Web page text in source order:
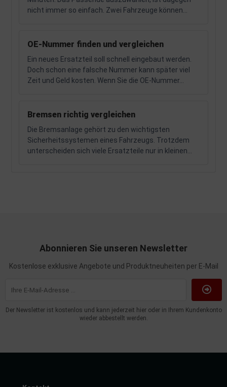
nicht immer so einfach. Zwei Fahrzeuge können...
OE-Nummer finden und vergleichen
Ein neues Ersatzteil soll schnell eingebaut werden.
Doch schon eine falsche Nummer kann später viel
Zeit und Geld kosten. Wenn Sie die OE-Nummer...
Bremsen richtig vergleichen
Die Bremsanlage gehört zu den wichtigsten
Sicherheitssystemen eines Fahrzeugs. Trotzdem
unterscheiden sich viele Ersatzteile nur in kleinen...
Abonnieren Sie unseren Newsletter
Kostenlose exklusive Angebote und Produktneuheiten per E-Mail
Der Newsletter ist kostenlos und kann jederzeit hier oder in Ihrem Kundenkonto
wieder abbestellt werden.